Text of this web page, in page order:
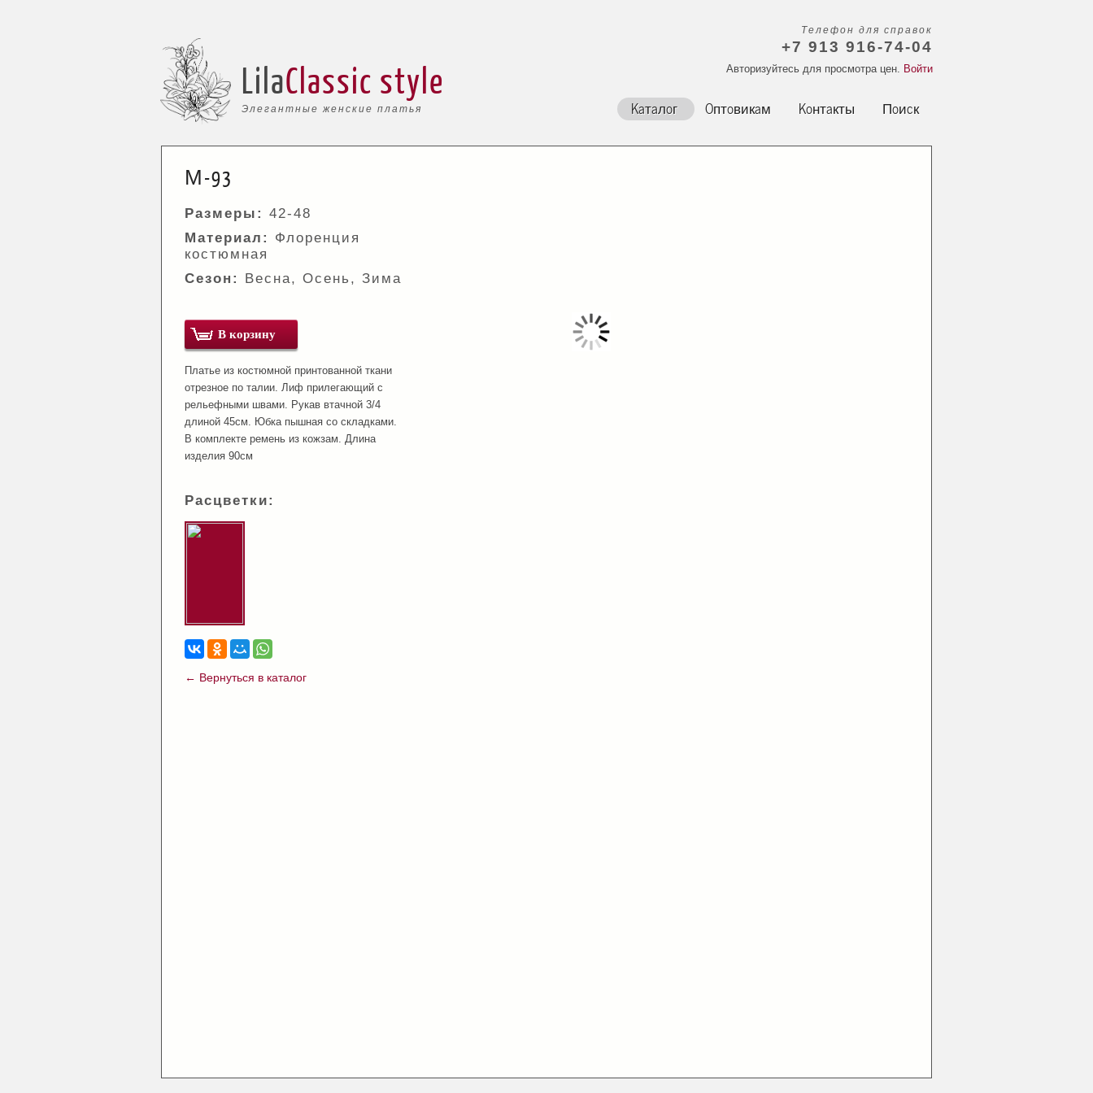
Элегантные женские платья
LilaClassic style
Каталог Оптовикам Контакты Поиск
Телефон для справок
+7 913 916-74-04
Авторизуйтесь для просмотра цен. Войти
М-93
Размеры: 42-48
Материал:
Флоренция
костюмная
Сезон:
Весна, Осень, Зима
В корзину
Платье из костюмной принтованной ткани
отрезное по талии. Лиф прилегающий с
рельефными швами. Рукав втачной 3/4
длиной 45см. Юбка пышная со складками.
В комплекте ремень из кожзам. Длина
изделия 90см
Расцветки:
← Вернуться в каталог